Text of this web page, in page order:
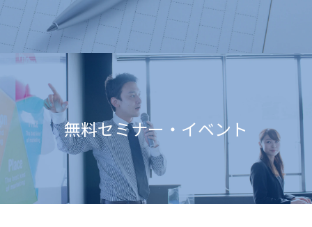
無料セミナー・イベント